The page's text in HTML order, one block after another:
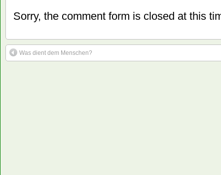
Sorry, the comment form is closed at this
Was dient dem Menschen?